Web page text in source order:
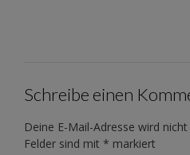
Schreibe einen
Deine E-Mail-Adresse wird
Felder sind mit * markiert